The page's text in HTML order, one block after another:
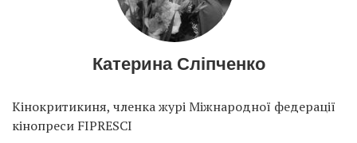
Катерина Сліпченко
Кінокритикиня, членка журі Міжнародної федерації
кінопреси FIPRESCI